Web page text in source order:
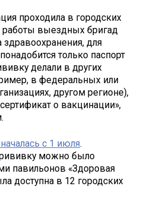
проходила в городских
работы выездных бригад
здравоохранения, для
только паспорт
делали в других
в федеральных или
другом регионе),
о вакцинации»,
с 1 июля.
можно было
павильонов «Здоровая
доступна в 12 городских